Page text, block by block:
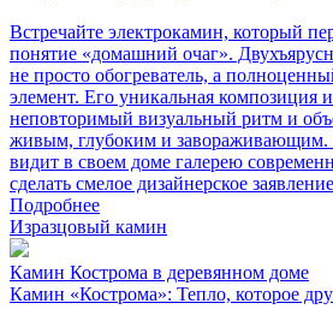
Встречайте электрокамин, который
понятие «домашний очаг».
не просто обогреватель, а
элемент. Его уникальная композиция
неповторимый визуальный ритм и
живым, глубоким и завораживающим.
видит в своем доме галерею
сделать смелое дизайнерское
Подробнее
Изразцовый камин
Камин Кострома в деревянном доме
Камин «Кострома»: Тепло, которое